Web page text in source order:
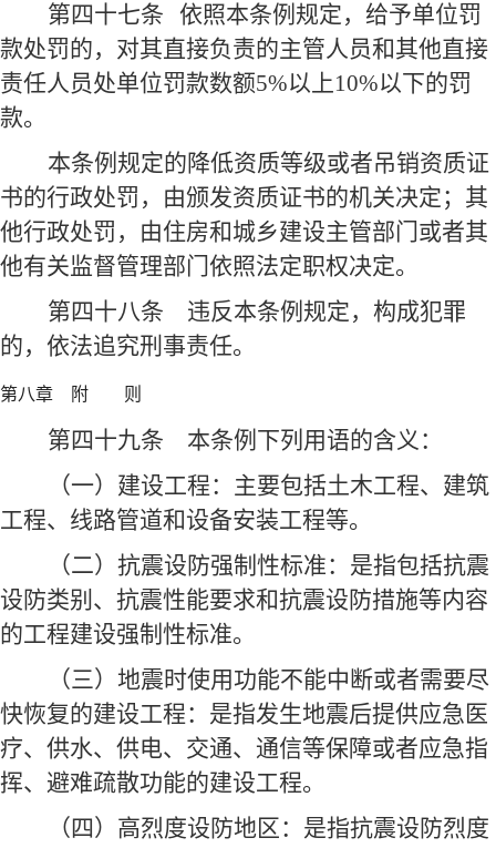
第四十七条
依照本条例规定，给予单位罚
款处罚的，对其直接负责的主管人员和其他直接
责任人员处单位罚款数额5%以上10%以下的罚
款。
本条例规定的降低资质等级或者吊销资质证
书的行政处罚，由颁发资质证书的机关决定；其
他行政处罚，由住房和城乡建设主管部门或者其
他有关监督管理部门依照法定职权决定。
第四十八条 违反本条例规定，构成犯罪
的，依法追究刑事责任。
第八章 附 则
第四十九条 本条例下列用语的含义：
（一）建设工程：主要包括土木工程、建筑
工程、线路管道和设备安装工程等。
（二）抗震设防强制性标准：是指包括抗震
设防类别、抗震性能要求和抗震设防措施等内容
的工程建设强制性标准。
（三）地震时使用功能不能中断或者需要尽
快恢复的建设工程：是指发生地震后提供应急医
疗、供水、供电、交通、通信等保障或者应急指
挥、避难疏散功能的建设工程。
（四）高烈度设防地区：是指抗震设防烈度